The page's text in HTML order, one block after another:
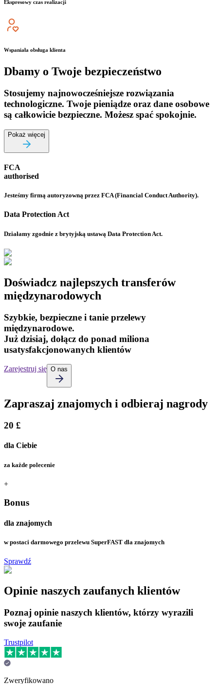
Ekspresowy czas realizacji
Wspaniała obsługa klienta
Dbamy o Twoje bezpieczeństwo
Stosujemy najnowocześniejsze rozwiązania
technologiczne. Twoje pieniądze oraz dane osobowe
są całkowicie bezpieczne. Możesz spać spokojnie.
Pokaż więcej
FCA
authorised
Jesteśmy firmą autoryzowną przez FCA (Financial Conduct Authority).
Data Protection Act
Działamy zgodnie z brytyjską ustawą Data Protection Act.
Doświadcz najlepszych transferów
międzynarodowych
Szybkie, bezpieczne i tanie przelewy
międzynarodowe.
Już dzisiaj, dołącz do ponad miliona
usatysfakcjonowanych klientów
Zarejestruj się O nas
Zapraszaj znajomych i odbieraj nagrody
20 £
dla Ciebie
za każde polecenie
+
Bonus
dla znajomych
w postaci darmowego przelewu SuperFAST dla znajomych
Sprawdź
Opinie naszych zaufanych klientów
Poznaj opinie naszych klientów, którzy wyrazili
swoje zaufanie
Trustpilot
Zweryfikowano